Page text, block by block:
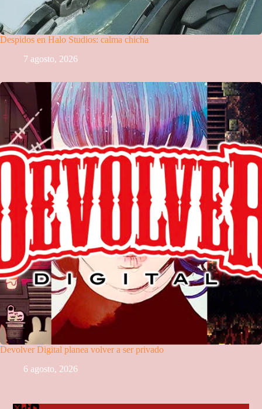
Despidos en Halo Studios: calma chicha
7 agosto, 2026
Devolver Digital planea volver a ser privado
6 agosto, 2026